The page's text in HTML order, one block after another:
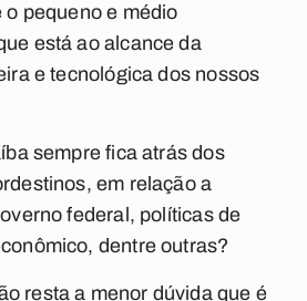
pequeno e médio
está ao alcance da
e tecnológica dos nossos
sempre fica atrás dos
em relação a
federal, políticas de
dentre outras?
resta a menor dúvida que é